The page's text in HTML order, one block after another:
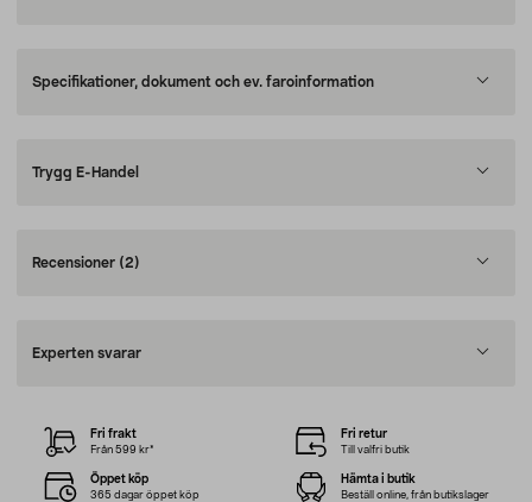
Specifikationer, dokument och ev. faroinformation
Trygg E-Handel
Recensioner (2)
Experten svarar
Fri frakt
Från 599 kr*
Fri retur
Till valfri butik
Öppet köp
365 dagar öppet köp
Hämta i butik
Beställ online, från butikslager